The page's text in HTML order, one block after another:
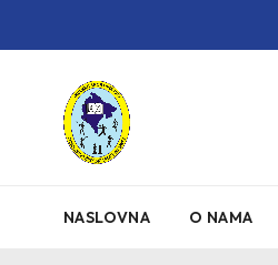
NASLOVNA O NAMA